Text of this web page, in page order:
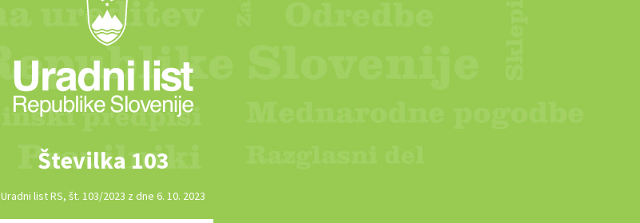
Številka 103
Uradni list RS, št. 103/2023 z dne 6. 10. 2023